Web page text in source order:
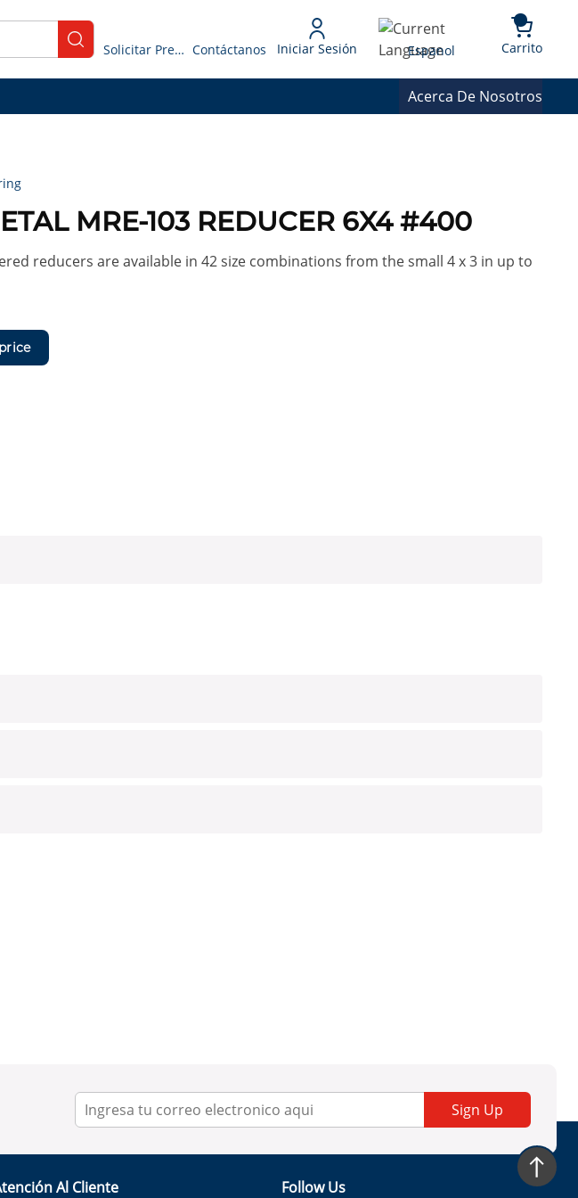
submit search
Solicitar Presupuesto Contáctanos Iniciar Sesión Language
Espanol Carrito{0}
Acerca De Nosotros
MRE-103 REDUCER 6X4 #400
reducers are available in 42 size combinations from the small 4 x 3 in up to
Sign Up
Al Cliente Follow Us